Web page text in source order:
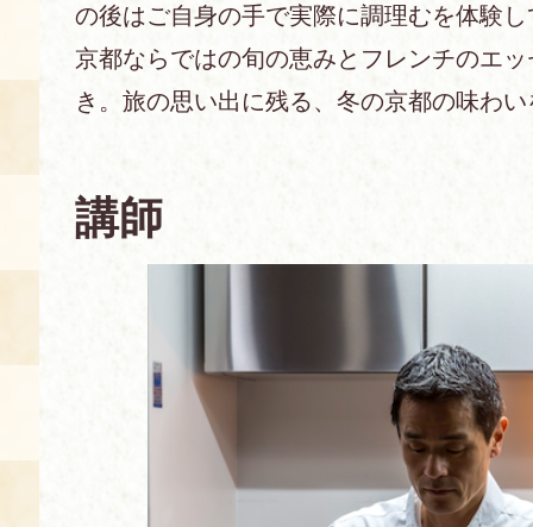
食の海援隊・陸援隊 会員限定
展示室のご紹介
お土産コーナー
レンタル
空き状況・ご予約
使用料・お支払い方法
展示見学
講演会付き料理教室
の後はご自身の手で実際に調理むを体験
京都ならではの旬の恵みとフレンチのエ
き。旅の思い出に残る、冬の京都の味わ
講師